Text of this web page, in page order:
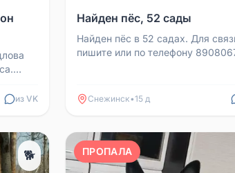
из VK
Найден пёс, 52 сады
Найден пёс в 52 садах. Для
пишите или по телефону
Снежинск•15 д
🐕 ПРОПАЛА